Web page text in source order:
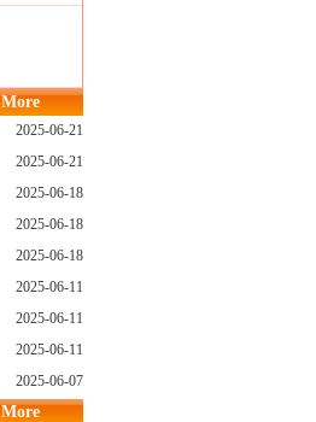
More
2025-06-21
2025-06-21
2025-06-18
2025-06-18
2025-06-18
2025-06-11
2025-06-11
2025-06-11
2025-06-07
More